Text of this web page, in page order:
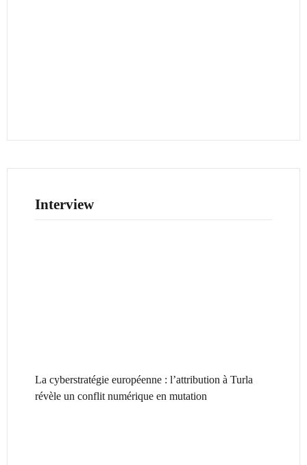
Interview
La cyberstratégie européenne : l’attribution à Turla
révèle un conflit numérique en mutation